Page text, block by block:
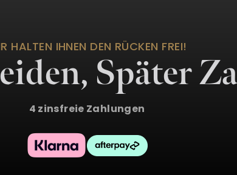
HALTEN IHNEN DEN RÜCKEN FREI!
Später
4 zinsfreie Zahlungen